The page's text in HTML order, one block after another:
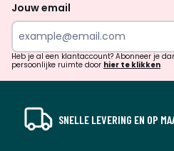
Jouw email
Heb je al een klantaccount? Abonneer je
persoonlijke ruimte door hier te klikken
SNELLE LEVERING EN OP